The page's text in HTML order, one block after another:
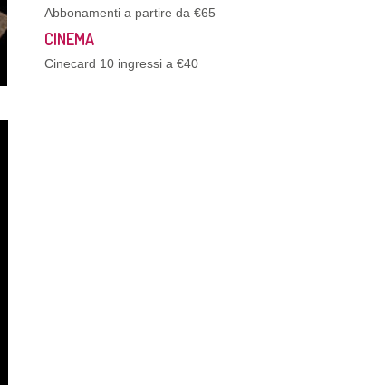
Abbonamenti a partire da €65
CINEMA
Cinecard 10 ingressi a €40